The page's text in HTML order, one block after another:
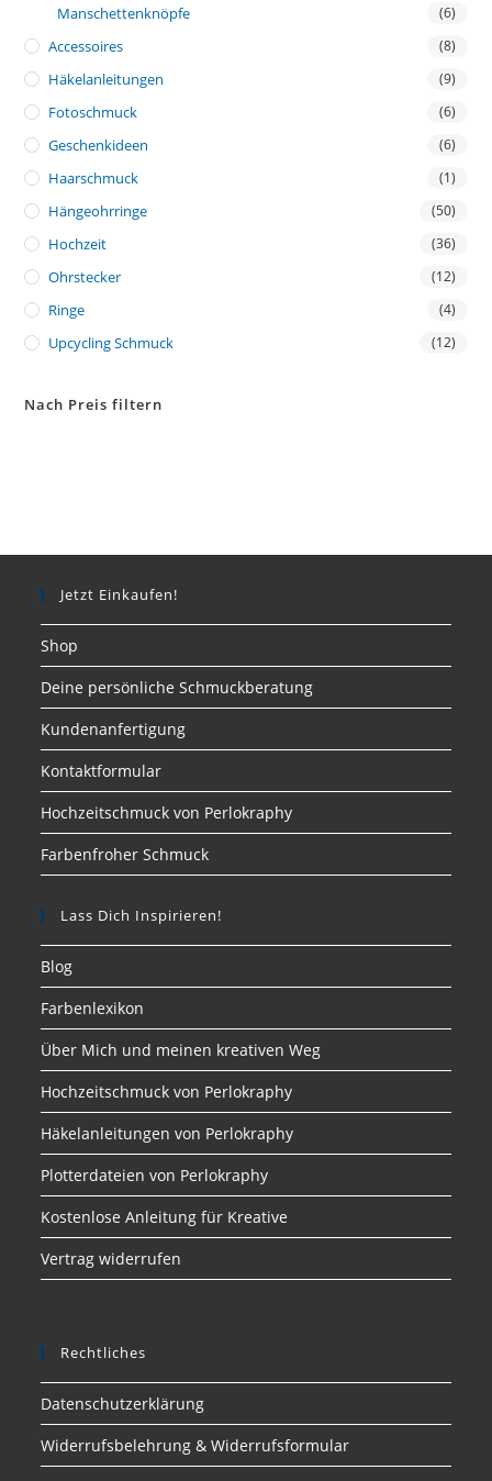
Manschettenknöpfe (6)
Accessoires (8)
Häkelanleitungen (9)
Fotoschmuck (6)
Geschenkideen (6)
Haarschmuck (1)
Hängeohrringe (50)
Hochzeit (36)
Ohrstecker (12)
Ringe (4)
Upcycling Schmuck (12)
Nach Preis filtern
Jetzt Einkaufen!
Shop
Deine persönliche Schmuckberatung
Kundenanfertigung
Kontaktformular
Hochzeitschmuck von Perlokraphy
Farbenfroher Schmuck
Lass Dich Inspirieren!
Blog
Farbenlexikon
Über Mich und meinen kreativen Weg
Hochzeitschmuck von Perlokraphy
Häkelanleitungen von Perlokraphy
Plotterdateien von Perlokraphy
Kostenlose Anleitung für Kreative
Vertrag widerrufen
Rechtliches
Datenschutzerklärung
Widerrufsbelehrung & Widerrufsformular